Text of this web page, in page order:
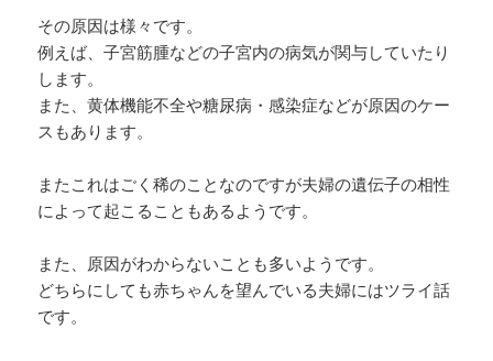
その原因は様々です。
例えば、子宮筋腫などの子宮内の病気が関与していたり
します。
また、黄体機能不全や糖尿病・感染症などが原因のケー
スもあります。
またこれはごく稀のことなのですが夫婦の遺伝子の相性
によって起こることもあるようです。
また、原因がわからないことも多いようです。
どちらにしても赤ちゃんを望んでいる夫婦にはツライ話
です。